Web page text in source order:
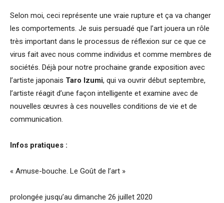
Selon moi, ceci représente une vraie rupture et ça va changer
les comportements. Je suis persuadé que l’art jouera un rôle
très important dans le processus de réflexion sur ce que ce
virus fait avec nous comme individus et comme membres de
sociétés. Déjà pour notre prochaine grande exposition avec
l’artiste japonais Taro Izumi, qui va ouvrir début septembre,
l’artiste réagit d’une façon intelligente et examine avec de
nouvelles œuvres à ces nouvelles conditions de vie et de
communication.
Infos pratiques :
« Amuse-bouche. Le Goût de l’art »
prolongée jusqu’au dimanche 26 juillet 2020